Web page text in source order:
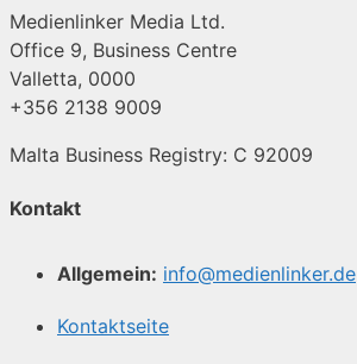
Medienlinker Media Ltd.
Office 9, Business Centre
Valletta, 0000
+356 2138 9009
Malta Business Registry: C 92009
Kontakt
Allgemein: info@medienlinker.de
Kontaktseite